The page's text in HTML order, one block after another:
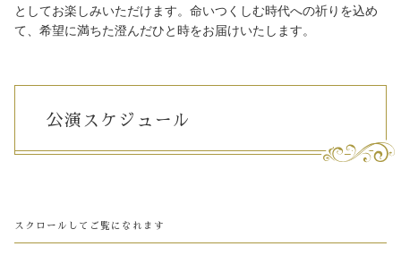
としてお楽しみいただけます。命いつくしむ時代への祈りを込め
て、希望に満ちた澄んだひと時をお届けいたします。
公演スケジュール
スクロールしてご覧になれます